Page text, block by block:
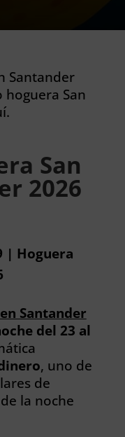
Santander
hoguera San
San
2026
| Hoguera
Santander
del 23 al
, uno de
de
la noche